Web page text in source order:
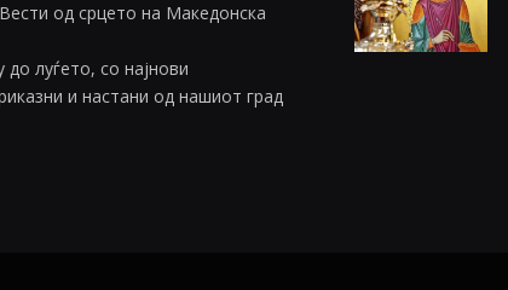
од срцето на Македонска
до луѓето, со најнови
и настани од нашиот град